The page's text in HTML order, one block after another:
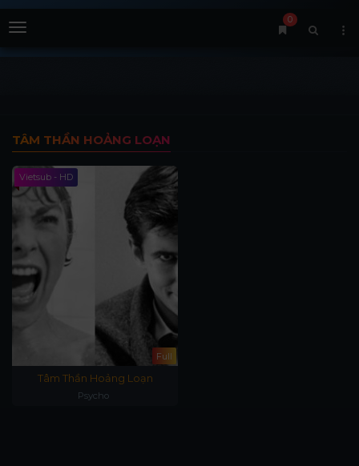
Menu
0
TÂM THẦN HOẢNG LOẠN
Vietsub - HD
Full
Tâm Thần Hoảng Loạn
Psycho